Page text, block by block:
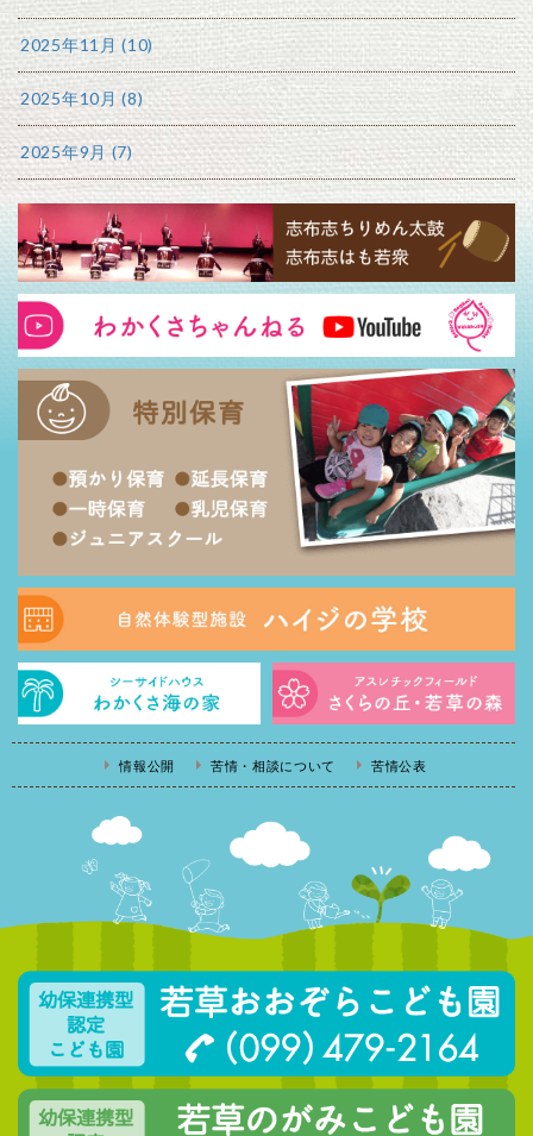
2025年11月 (10)
2025年10月 (8)
2025年9月 (7)
情報公開 苦情・相談について 苦情公表